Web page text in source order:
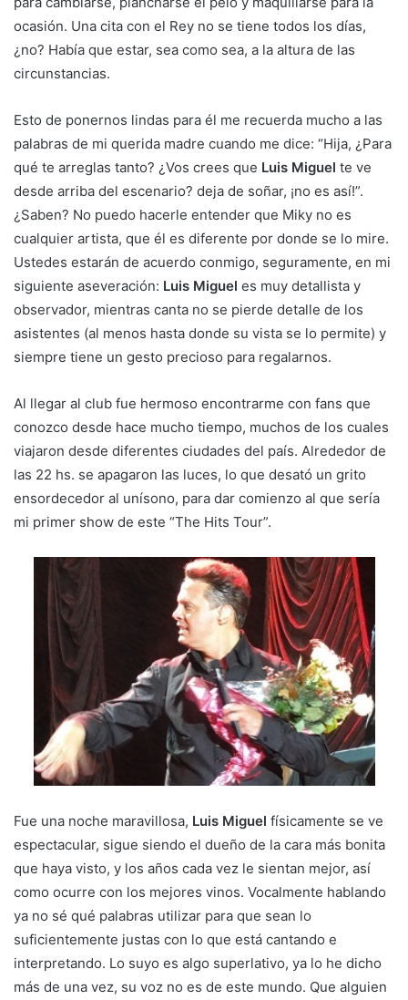
ocasión. Una cita con el Rey no se tiene todos los días,
¿no? Había que estar, sea como sea, a la altura de las
circunstancias.
Esto de ponernos lindas para él me recuerda mucho a las
palabras de mi querida madre cuando me dice: “Hija, ¿Para
qué te arreglas tanto? ¿Vos crees que Luis Miguel te ve
desde arriba del escenario? deja de soñar, ¡no es así!”.
¿Saben? No puedo hacerle entender que Miky no es
cualquier artista, que él es diferente por donde se lo mire.
Ustedes estarán de acuerdo conmigo, seguramente, en mi
siguiente aseveración: Luis Miguel es muy detallista y
observador, mientras canta no se pierde detalle de los
asistentes (al menos hasta donde su vista se lo permite) y
siempre tiene un gesto precioso para regalarnos.
Al llegar al club fue hermoso encontrarme con fans que
conozco desde hace mucho tiempo, muchos de los cuales
viajaron desde diferentes ciudades del país. Alrededor de
las 22 hs. se apagaron las luces, lo que desató un grito
ensordecedor al unísono, para dar comienzo al que sería
mi primer show de este “The Hits Tour”.
Fue una noche maravillosa, Luis Miguel físicamente se ve
espectacular, sigue siendo el dueño de la cara más bonita
que haya visto, y los años cada vez le sientan mejor, así
como ocurre con los mejores vinos. Vocalmente hablando
ya no sé qué palabras utilizar para que sean lo
suficientemente justas con lo que está cantando e
interpretando. Lo suyo es algo superlativo, ya lo he dicho
más de una vez, su voz no es de este mundo. Que alguien